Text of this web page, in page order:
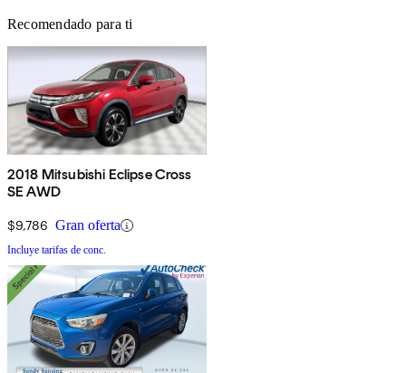
Recomendado para ti
2018 Mitsubishi Eclipse Cross
SE AWD
$9,786 Gran oferta
Incluye tarifas de conc.